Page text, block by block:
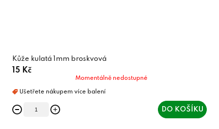
Kůže kulatá 1mm broskvová
15 Kč
Momentálně nedostupné
DO KOŠÍKU